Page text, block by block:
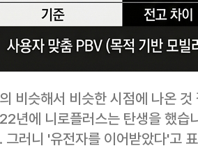
비슷해서 비슷한 시점에 나온
년에 니로플러스는 탄생을 했습
그러니 '유전자를 이어받았다'고